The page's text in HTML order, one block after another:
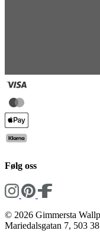
Følg oss
© 2026 Gimmersta
Mariedalsgatan 7, 503